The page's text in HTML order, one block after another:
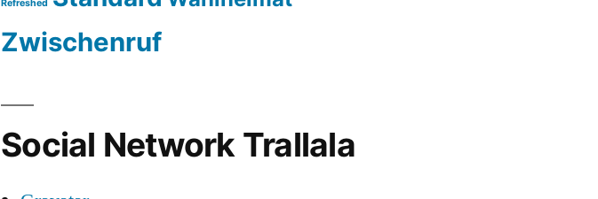
Refreshed
Zwischenruf
Social Network Trallala